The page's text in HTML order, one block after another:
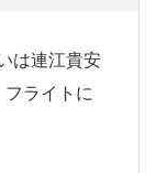
は連江貴安
ライトに